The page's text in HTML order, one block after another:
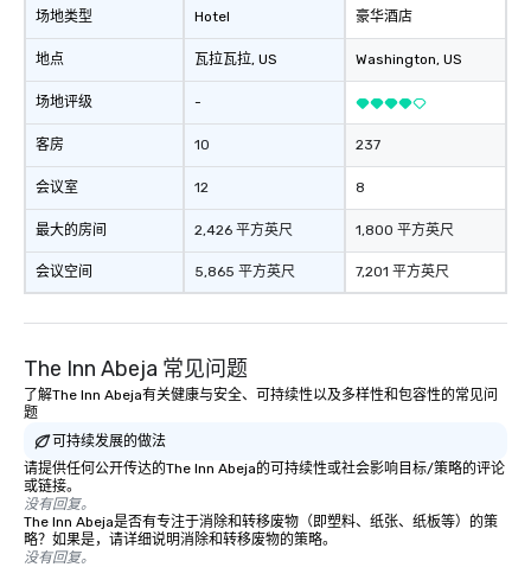
场地类型
地点
场地评级
客房
会议室
最大的房间
会议空间
Hotel
瓦拉瓦拉, US
-
10
12
2,426 平方英尺
5,865 平方英尺
豪华酒店
Washington, US
237
8
1,800 平方英尺
7,201 平方英尺
The Inn Abeja 常见问题
了解The Inn Abeja有关健康与安全、可持续性以及多样性和包容性的常见问
题
可持续发展的做法
请提供任何公开传达的The Inn Abeja的可持续性或社会影响目标/策略的评论
或链接。
没有回复。
The Inn Abeja是否有专注于消除和转移废物（即塑料、纸张、纸板等）的策
略？如果是，请详细说明消除和转移废物的策略。
没有回复。